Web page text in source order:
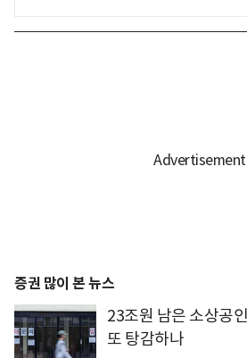
증권 많이 본 뉴스
23조원 남은 소상공
또 탕감하나